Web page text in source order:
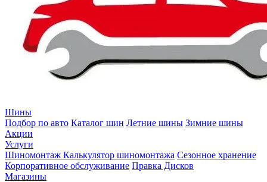
Шины
Подбор по авто Каталог шин Летние шины Зимние шины
Акции
Услуги
Шиномонтаж Калькулятор шиномонтажа Сезонное хранение
Корпоративное обслуживание Правка Дисков
Магазины